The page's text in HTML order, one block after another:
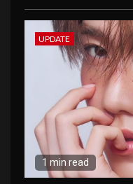
UPDATE
1 min read